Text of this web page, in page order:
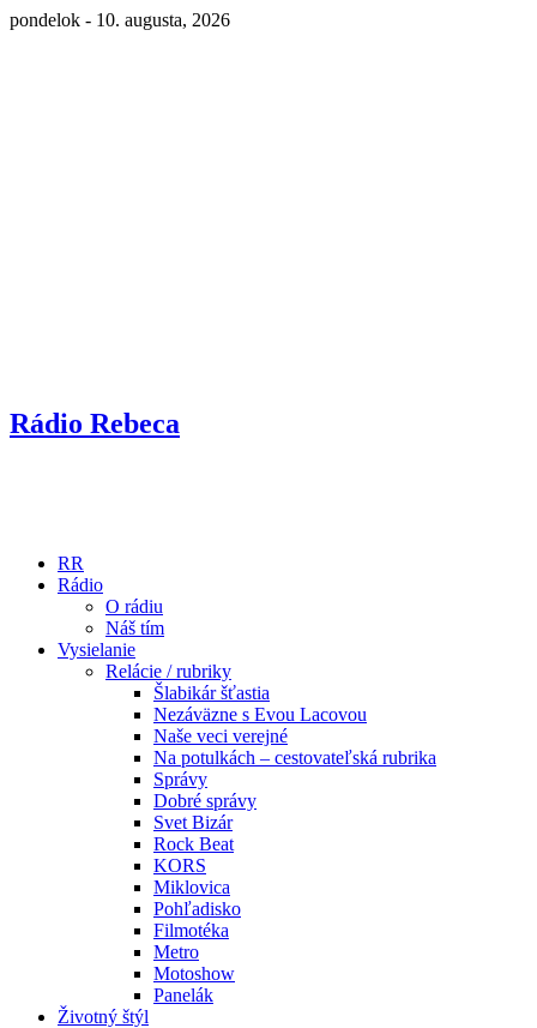
pondelok - 10. augusta, 2026
Rádio Rebeca
RR
Rádio
O rádiu
Náš tím
Vysielanie
Relácie / rubriky
Šlabikár šťastia
Nezáväzne s Evou Lacovou
Naše veci verejné
Na potulkách – cestovateľská rubrika
Správy
Dobré správy
Svet Bizár
Rock Beat
KORS
Miklovica
Pohľadisko
Filmotéka
Metro
Motoshow
Panelák
Životný štýl